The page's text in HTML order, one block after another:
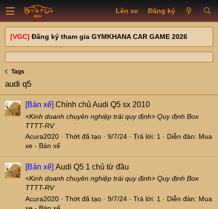
Lên xe Đăng ký
[VGC] Đăng ký tham gia GYMKHANA CAR GAME 2026
Tags
audi q5
[Bán xế] Chính chủ Audi Q5 sx 2010
<Kinh doanh chuyên nghiệp trái quy định> Quy định Box
TTTT-RV
Acura2020
Thớt đã tạo 9/7/24 Trả lời: 1 Diễn đàn: Mua
xe - Bán xế
[Bán xế] Audi Q5 1 chủ từ đầu
<Kinh doanh chuyên nghiệp trái quy định> Quy định Box
TTTT-RV
Acura2020
Thớt đã tạo 9/7/24 Trả lời: 1 Diễn đàn: Mua